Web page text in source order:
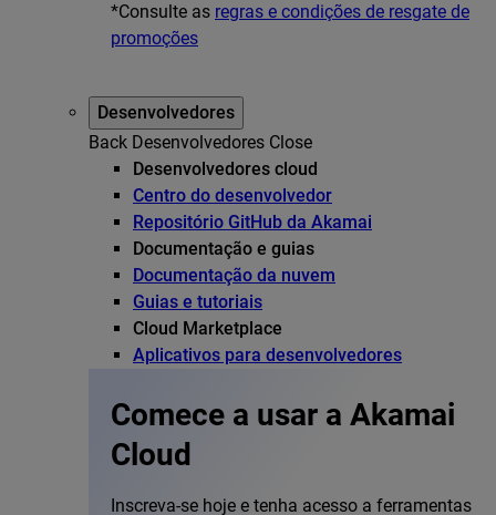
*Consulte as regras e condições de resgate de
promoções
Desenvolvedores
Back Desenvolvedores Close
Desenvolvedores cloud
Centro do desenvolvedor
Repositório GitHub da Akamai
Documentação e guias
Documentação da nuvem
Guias e tutoriais
Cloud Marketplace
Aplicativos para desenvolvedores
Comece a usar a Akamai
Cloud
Inscreva-se hoje e tenha acesso a ferramentas